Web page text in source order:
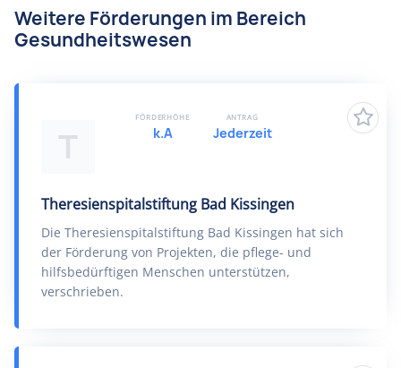
Weitere Förderungen im Bereich
Gesundheitswesen
T
Theresienspitalstiftung Bad Kissingen
Die Theresienspitalstiftung Bad Kissingen hat sich
der Förderung von Projekten, die pflege- und
hilfsbedürftigen Menschen unterstützen,
verschrieben.
FÖRDERHÖHE
k.A
ANTRAG
Jederzeit